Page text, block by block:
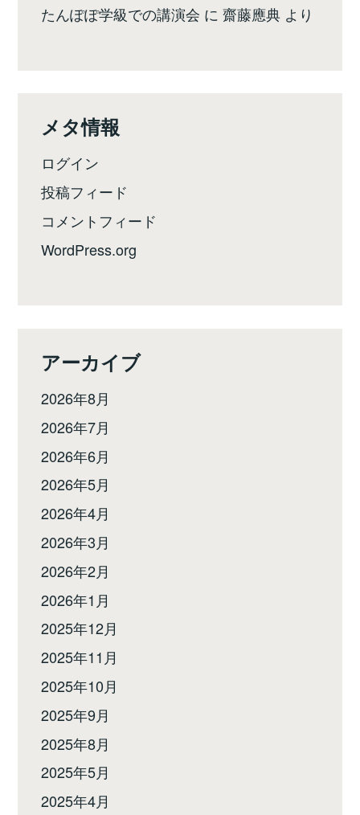
たんぽぽ学級での講演会 に齋藤應典 より
メタ情報
ログイン
投稿フィード
コメントフィード
WordPress.org
アーカイブ
2026年8月
2026年7月
2026年6月
2026年5月
2026年4月
2026年3月
2026年2月
2026年1月
2025年12月
2025年11月
2025年10月
2025年9月
2025年8月
2025年5月
2025年4月